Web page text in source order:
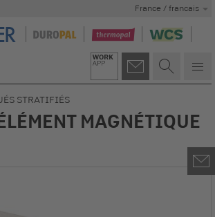
France / francais
STRATIFIÉS
MAGNÉTIQUE